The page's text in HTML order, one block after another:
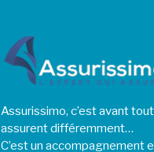
Assurissimo, c’est avant
assurent différemment…
C’est un accompagnement